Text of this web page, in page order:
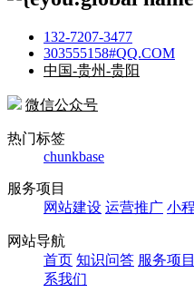
132-7207-3477
303555158#QQ.COM
中国-贵州-贵阳
微信公众号
热门标签
chunkbase
服务项目
网站建设 运营推广 小
网站导航
首页 知识问答 服务项目
系我们